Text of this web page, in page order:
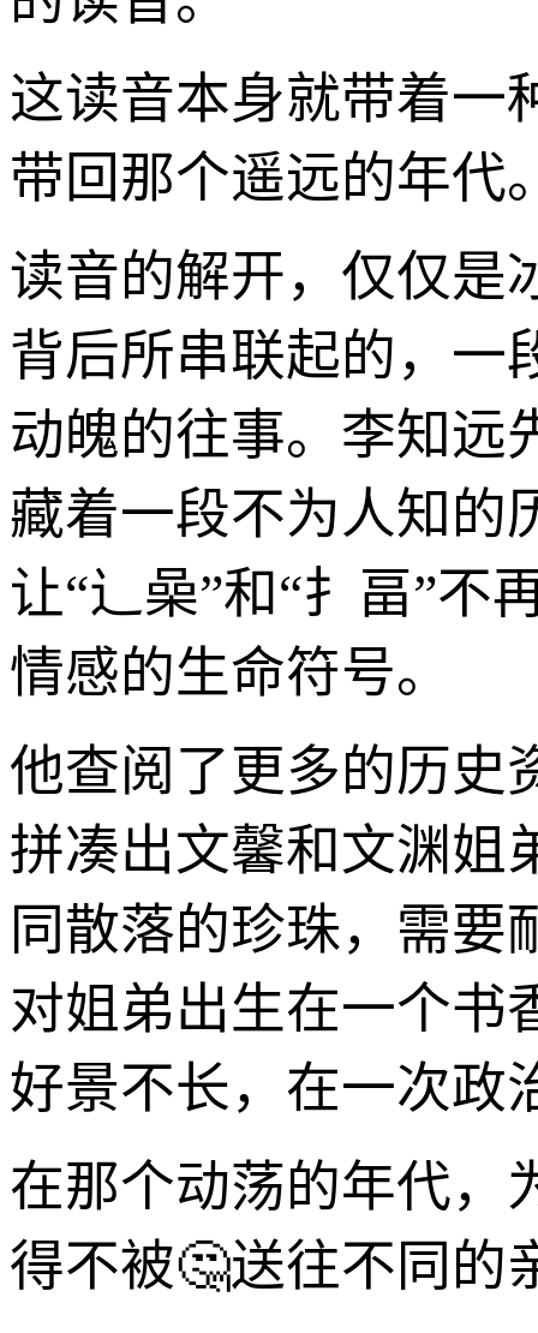
这读音本身就带着一
带回那个遥远的年代
读音的解开，仅仅是
背后所串联起的，一
动魄的往事。李知远
藏着一段不为人知的
让“辶喿”和“扌畐”不
情感的生命符号。
他查阅了更多的历史
拼凑出文馨和文渊姐
同散落的珍珠，需
对姐弟出生在一个书
好景不长，在一次政
在那个动荡的年代，
得不被🤔送往不同的